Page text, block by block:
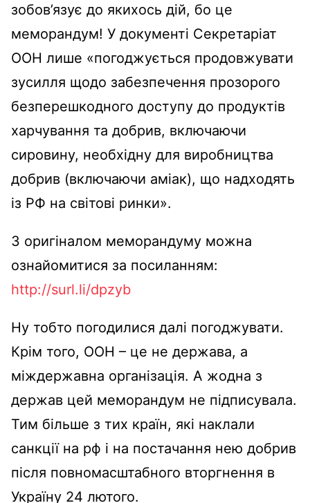
зобов’язує до якихось дій, бо це
меморандум! У документі Секретаріат
ООН лише «погоджується продовжувати
зусилля щодо забезпечення прозорого
безперешкодного доступу до продуктів
харчування та добрив, включаючи
сировину, необхідну для виробництва
добрив (включаючи аміак), що надходять
із РФ на світові ринки».
З оригіналом меморандуму можна
ознайомитися за посиланням:
http://surl.li/dpzyb
Ну тобто погодилися далі погоджувати.
Крім того, ООН – це не держава, а
міждержавна організація. А жодна з
держав цей меморандум не підписувала.
Тим більше з тих країн, які наклали
санкції на рф і на постачання нею добрив
після повномасштабного вторгнення в
Україну 24 лютого.